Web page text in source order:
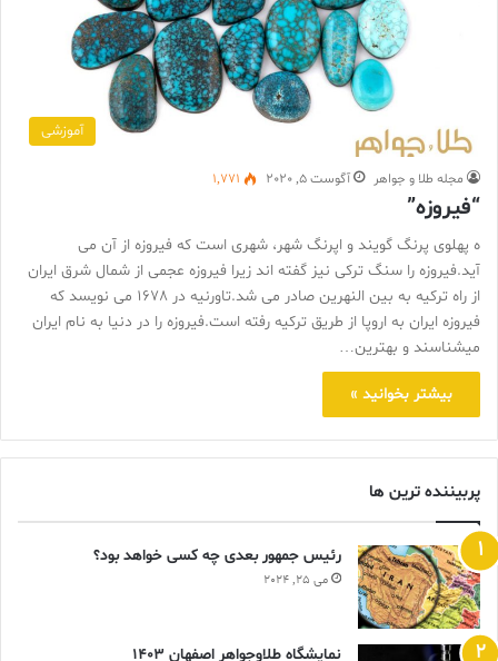
آموزشی
مجله طلا و جواهر آگوست 5, 2020 1,771
“فیروزه”
ه پهلوی پرنگ گویند و اپرنگ شهر، شهری است که فیروزه از آن می
آید.فیروزه را سنگ ترکی نیز گفته اند زیرا فیروزه عجمی از شمال شرق ایران
از راه ترکیه به بین النهرین صادر می شد.تاورنیه در 1678 می نویسد که
فیروزه ایران به اروپا از طریق ترکیه رفته است.فیروزه را در دنیا به نام ایران
میشناسند و بهترین…
بیشتر بخوانید »
پربیننده ترین ها
رئیس جمهور بعدی چه کسی خواهد بود؟
می 25, 2024
نمایشگاه طلاوجواهر اصفهان 1403